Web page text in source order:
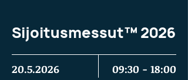
Sijoitusmessut™ 2026
20.5.2026 09:30 - 18:00